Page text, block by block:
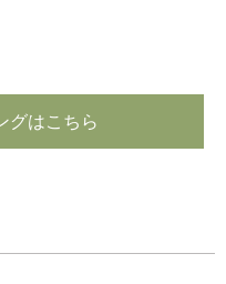
グはこちら